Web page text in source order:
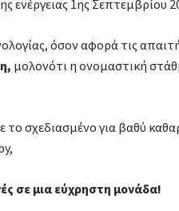
1ης Σεπτεμβρίου
όσον αφορά τις
μολονότι η ονομαστική
το σχεδιασμένο για βαθύ
σε μια εύχρηστη μονάδα!